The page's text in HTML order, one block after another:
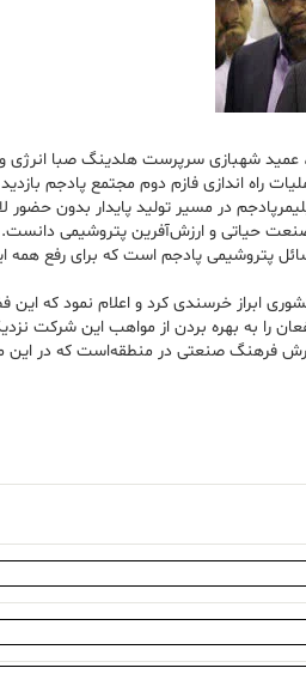
عمید شهبازی سرپرست هلدینگ صبا
راه اندازی فازم دوم مجتمع پادجم
در مسیر تولید پایدار بدون حضور
صنعت حیاتی و ارزش‌آفرین پتروشیمی دانست.
پتروشیمی پادجم است که برای رفع همه
ابراز خرسندی کرد و اعلام نمود که
را به بهره بردن از مواهب این شرکت
فرهنگ صنعتی در منطقه‌است که در